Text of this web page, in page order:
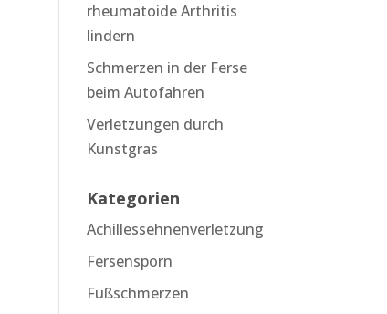
rheumatoide Arthritis
lindern
Schmerzen in der Ferse
beim Autofahren
Verletzungen durch
Kunstgras
Kategorien
Achillessehnenverletzung
Fersensporn
Fußschmerzen